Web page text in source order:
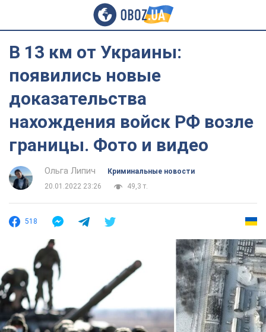
В 13 км от Украины:
появились новые
доказательства
нахождения войск РФ возле
границы. Фото и видео
Ольга Липич
Криминальные новости
20.01.2022 23:26
49,3 т.
518